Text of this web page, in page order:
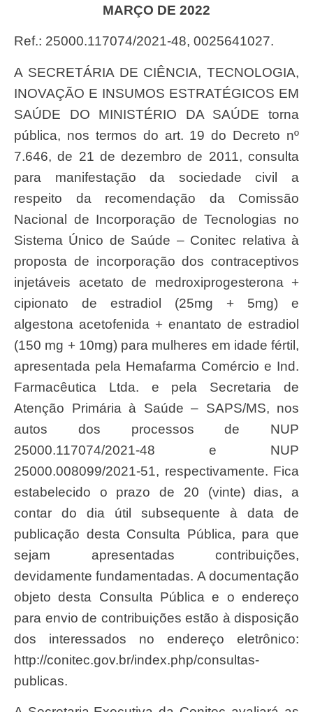
MARÇO DE 2022
Ref.: 25000.117074/2021-48, 0025641027.
A SECRETÁRIA DE CIÊNCIA, TECNOLOGIA,
INOVAÇÃO E INSUMOS ESTRATÉGICOS EM
SAÚDE DO MINISTÉRIO DA SAÚDE torna
pública, nos termos do art. 19 do Decreto nº
7.646, de 21 de dezembro de 2011, consulta
para manifestação da sociedade civil a
respeito da recomendação da Comissão
Nacional de Incorporação de Tecnologias no
Sistema Único de Saúde – Conitec relativa à
proposta de incorporação dos contraceptivos
injetáveis acetato de medroxiprogesterona +
cipionato de estradiol (25mg + 5mg) e
algestona acetofenida + enantato de estradiol
(150 mg + 10mg) para mulheres em idade fértil,
apresentada pela Hemafarma Comércio e Ind.
Farmacêutica Ltda. e pela Secretaria de
Atenção Primária à Saúde – SAPS/MS, nos
autos dos processos de NUP
25000.117074/2021-48 e NUP
25000.008099/2021-51, respectivamente. Fica
estabelecido o prazo de 20 (vinte) dias, a
contar do dia útil subsequente à data de
publicação desta Consulta Pública, para que
sejam apresentadas contribuições,
devidamente fundamentadas. A documentação
objeto desta Consulta Pública e o endereço
para envio de contribuições estão à disposição
dos interessados no endereço eletrônico:
http://conitec.gov.br/index.php/consultas-
publicas.